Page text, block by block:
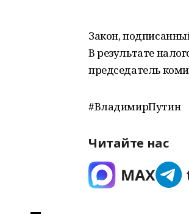
Закон,
В результате
председатель
#ВладимирПутин
Читайте нас